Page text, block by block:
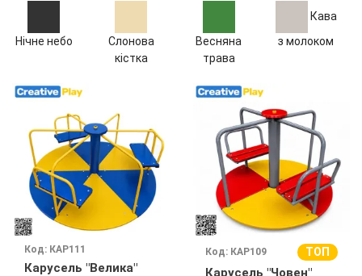
Нічне небо
Слонова
кістка
Весняна
трава
Кава
з молоком
Код: КАР111
Карусель "Велика"
Код: КАР109 ТОП
Карусель "Човен"